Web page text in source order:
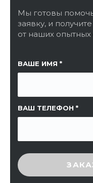
Мы готовы
заявку, и
от наших опытных
ВАШЕ ИМЯ
ВАШ ТЕЛЕФОН
ССЫЛКА НА
ВВЕДИТЕ